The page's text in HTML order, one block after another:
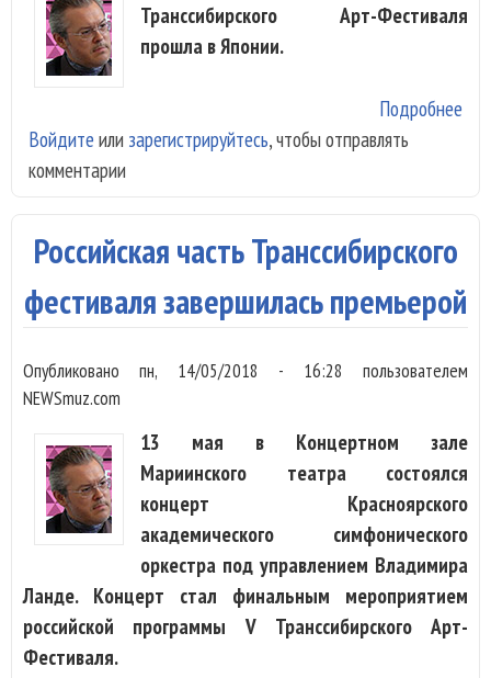
Транссибирского Арт-Фестиваля
прошла в Японии.
Подробнее
Войдите или зарегистрируйтесь, чтобы отправлять
комментарии
Российская часть Транссибирского
фестиваля завершилась премьерой
Опубликованопн, 14/05/2018 - 16:28 пользователем
NEWSmuz.com
13 мая в Концертном зале
Мариинского театра состоялся
концерт Красноярского
академического симфонического
оркестра под управлением Владимира
Ланде. Концерт стал финальным мероприятием
российской программы V Транссибирского Арт-
Фестиваля.